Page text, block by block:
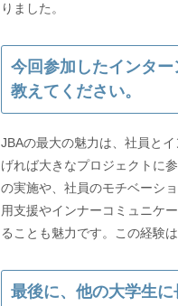
りました。
今回参加したインタ
教えてください。
JBAの最大の魅力は、社員と
げれば大きなプロジェクトに
の実施や、社員のモチベーシ
用支援やインナーコミュニケ
ることも魅力です。この経験
最後に、他の大学生